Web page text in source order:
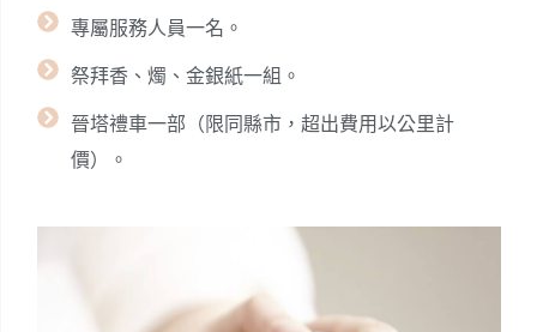
專屬服務人員一名。
祭拜香、燭、金銀紙一組。
晉塔禮車一部（限同縣市，超出費用以公里計
價）。